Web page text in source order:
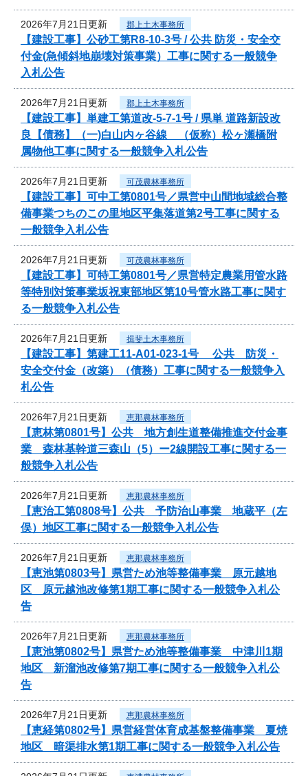
2026年7月21日更新 郡上土木事務所
【建設工事】公砂工第R8-10-3号 / 公共 防災・安全交
付金(急傾斜地崩壊対策事業）工事に関する一般競争
入札公告
2026年7月21日更新 郡上土木事務所
【建設工事】単建工第道改-5-7-1号 / 県単 道路新設改
良【債務】（一)白山内ヶ谷線 （仮称）松ヶ瀬橋附
属物他工事に関する一般競争入札公告
2026年7月21日更新 可茂農林事務所
【建設工事】可中工第0801号／県営中山間地域総合整
備事業つちのこの里地区平集落道第2号工事に関する
一般競争入札公告
2026年7月21日更新 可茂農林事務所
【建設工事】可特工第0801号／県営特定農業用管水路
等特別対策事業坂祝東部地区第10号管水路工事に関す
る一般競争入札公告
2026年7月21日更新 揖斐土木事務所
【建設工事】第建工11-A01-023-1号 公共 防災・
安全交付金（改築）（債務）工事に関する一般競争入
札公告
2026年7月21日更新 恵那農林事務所
【恵林第0801号】公共 地方創生道整備推進交付金事
業 森林基幹道三森山（5）ー2線開設工事に関する一
般競争入札公告
2026年7月21日更新 恵那農林事務所
【恵治工第0808号】公共 予防治山事業 地蔵平（左
俣）地区工事に関する一般競争入札公告
2026年7月21日更新 恵那農林事務所
【恵池第0803号】県営ため池等整備事業 原元越地
区 原元越池改修第1期工事に関する一般競争入札公
告
2026年7月21日更新 恵那農林事務所
【恵池第0802号】県営ため池等整備事業 中津川1期
地区 新溜池改修第7期工事に関する一般競争入札公
告
2026年7月21日更新 恵那農林事務所
【恵経第0802号】県営経営体育成基盤整備事業 夏焼
地区 暗渠排水第1期工事に関する一般競争入札公告